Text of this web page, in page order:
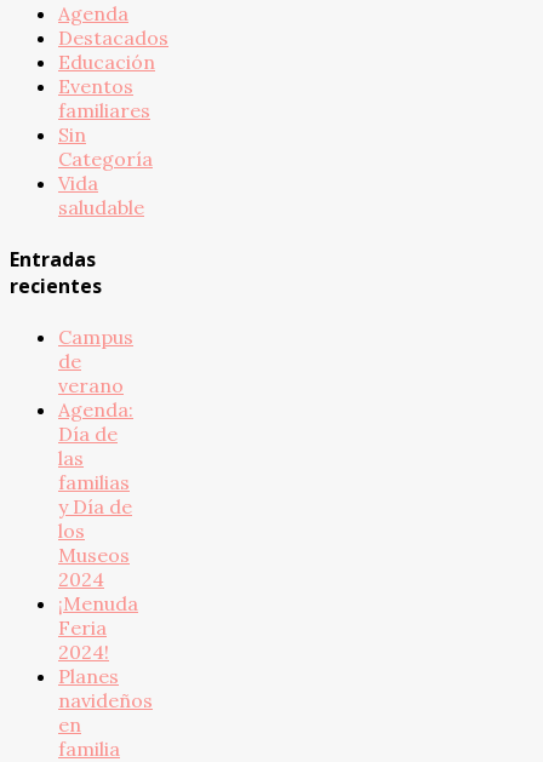
Agenda
Destacados
Educación
Eventos
familiares
Sin
Categoría
Vida
saludable
Entradas
recientes
Campus
de
verano
Agenda:
Día de
las
familias
y Día de
los
Museos
2024
¡Menuda
Feria
2024!
Planes
navideños
en
familia